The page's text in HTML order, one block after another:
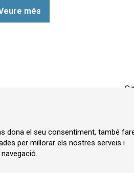
més
dona el seu consentiment, també
per millorar els nostres serveis i